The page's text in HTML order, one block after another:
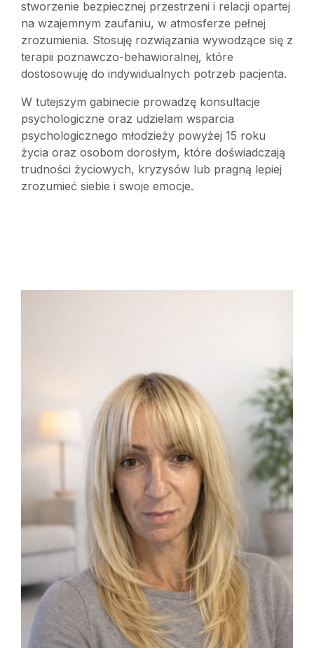
stworzenie bezpiecznej przestrzeni i relacji opartej
na wzajemnym zaufaniu, w atmosferze pełnej
zrozumienia. Stosuję rozwiązania wywodzące się z
terapii poznawczo-behawioralnej, które
dostosowuję do indywidualnych potrzeb pacjenta.
W tutejszym gabinecie prowadzę konsultacje
psychologiczne oraz udzielam wsparcia
psychologicznego młodzieży powyżej 15 roku
życia oraz osobom dorosłym, które doświadczają
trudności życiowych, kryzysów lub pragną lepiej
zrozumieć siebie i swoje emocje.